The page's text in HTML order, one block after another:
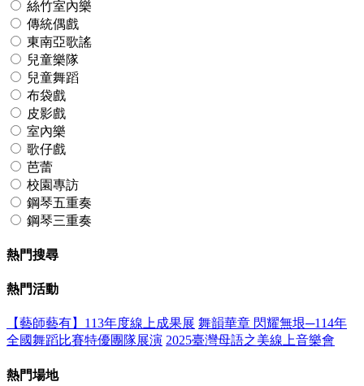
絲竹室內樂
傳統偶戲
東南亞歌謠
兒童樂隊
兒童舞蹈
布袋戲
皮影戲
室內樂
歌仔戲
芭蕾
校園專訪
鋼琴五重奏
鋼琴三重奏
熱門搜尋
熱門活動
【藝師藝有】113年度線上成果展 舞韻華章 閃耀無垠─114年
全國舞蹈比賽特優團隊展演 2025臺灣母語之美線上音樂會
熱門場地